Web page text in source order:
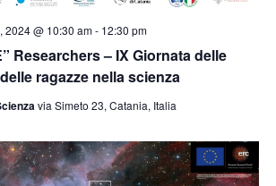
Researchers – IX Giornata delle
ragazze nella scienza
2024 @ 10:30 am- 12:30 pm
via Simeto 23, Catania, Italia